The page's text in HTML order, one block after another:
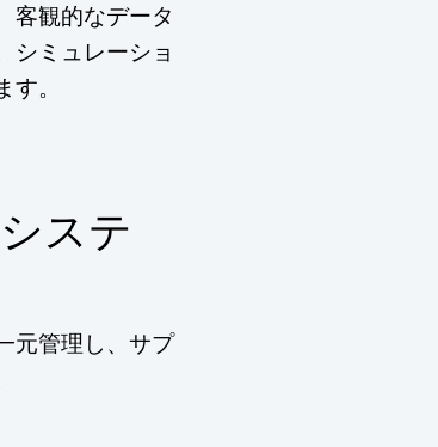
客観的なデータ
シミュレーショ
。
ステ
元管理し、サプ